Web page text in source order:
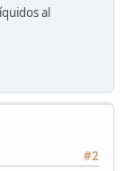
al
#2